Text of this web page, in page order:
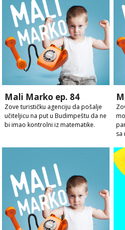
Mali Marko ep. 84
Zove turističku agenciju da pošalje
učiteljicu na put u Budimpeštu da ne
bi imao kontrolni iz matematike.
sa